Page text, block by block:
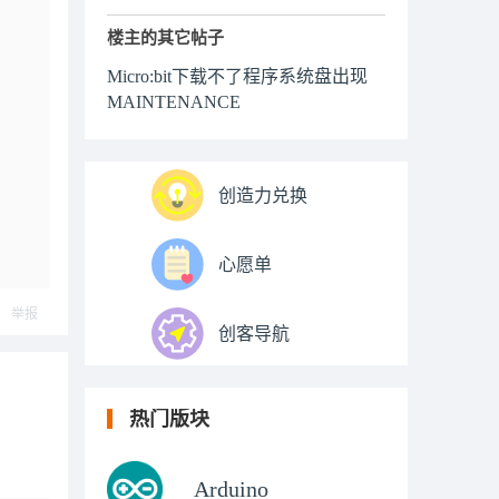
举报
楼主的其它帖子
Micro:bit下载不了程序系统盘出现
MAINTENANCE
创造力兑换
心愿单
创客导航
热门版块
Arduino